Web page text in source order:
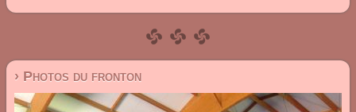
› Photos du fronton